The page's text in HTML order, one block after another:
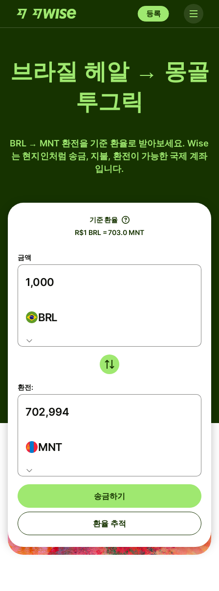
등록
브라질 헤알 → 몽골
투그릭
BRL → MNT 환전을 기준 환율로 받아보세요. Wise
는 현지인처럼 송금, 지불, 환전이 가능한 국제 계좌
입니다.
기준 환율
R$1 BRL = 703.0 MNT
금액
BRL
환전:
MNT
송금하기
환율 추적